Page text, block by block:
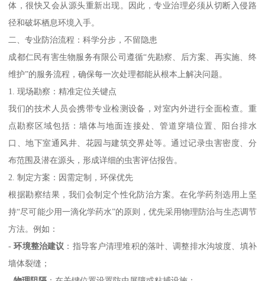
体，很快又会从源头重新出现。因此，专业治理必须从切断入侵路
径和破坏栖息环境入手。
二、专业防治流程：科学分步，不留隐患
成都仁民有害生物服务有限公司遵循“先勘察、后方案、再实施、终
维护”的服务流程，确保每一次处理都能从根本上解决问题。
1. 现场勘察：精准定位关键点
我们的技术人员会携带专业检测设备，对室内外进行全面检查。重
点勘察区域包括：墙体与地面连接处、管道穿墙位置、阳台排水
口、地下室通风井、花园与建筑交界处等。通过记录虫害密度、分
布范围及潜在源头，形成详细的虫害评估报告。
2. 制定方案：因需定制，环保优先
根据勘察结果，我们会制定个性化防治方案。在化学药剂选用上坚
持“尽可能少用一滴化学药水”的原则，优先采用物理防治与生态调节
方法。例如：
-环境整治建议 ：指导客户清理堆积的落叶、调整排水沟坡度、填补
墙体裂缝；